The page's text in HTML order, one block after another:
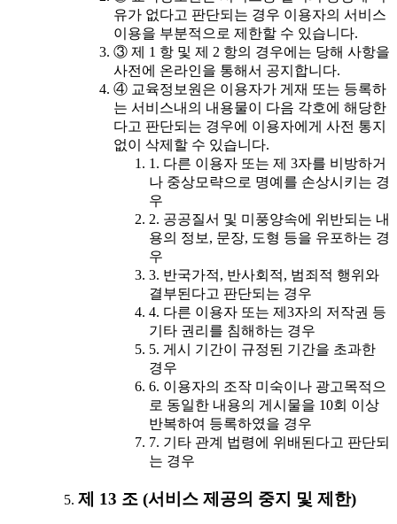
유가 없다고 판단되는 경우 이용자의 서비스
이용을 부분적으로 제한할 수 있습니다.
③ 제 1 항 및 제 2 항의 경우에는 당해 사항을
사전에 온라인을 통해서 공지합니다.
④ 교육정보원은 이용자가 게재 또는 등록하
는 서비스내의 내용물이 다음 각호에 해당한
다고 판단되는 경우에 이용자에게 사전 통지
없이 삭제할 수 있습니다.
1. 다른 이용자 또는 제 3자를 비방하거
나 중상모략으로 명예를 손상시키는 경
우
2. 공공질서 및 미풍양속에 위반되는 내
용의 정보, 문장, 도형 등을 유포하는 경
우
3. 반국가적, 반사회적, 범죄적 행위와
결부된다고 판단되는 경우
4. 다른 이용자 또는 제3자의 저작권 등
기타 권리를 침해하는 경우
5. 게시 기간이 규정된 기간을 초과한
경우
6. 이용자의 조작 미숙이나 광고목적으
로 동일한 내용의 게시물을 10회 이상
반복하여 등록하였을 경우
7. 기타 관계 법령에 위배된다고 판단되
는 경우
제 13 조 (서비스 제공의 중지 및 제한)